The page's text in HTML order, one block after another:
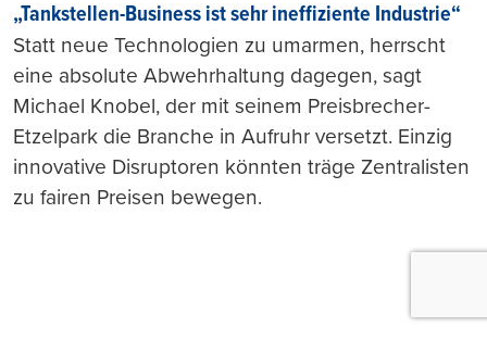
„Tankstellen-Business ist sehr ineffiziente Industrie“
Statt neue Technologien zu umarmen, herrscht
eine absolute Abwehrhaltung dagegen, sagt
Michael Knobel, der mit seinem Preisbrecher-
Etzelpark die Branche in Aufruhr versetzt. Einzig
innovative Disruptoren könnten träge Zentralisten
zu fairen Preisen bewegen.